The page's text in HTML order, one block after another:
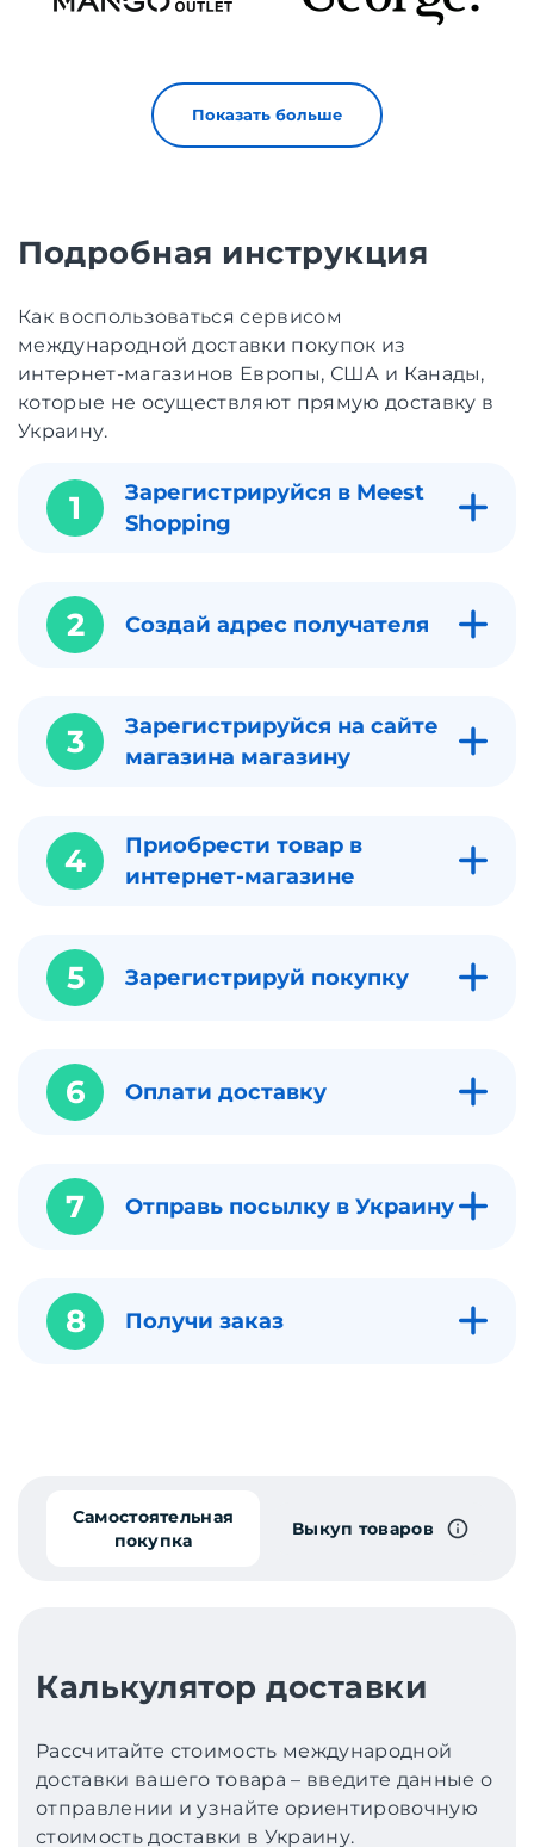
Показать больше
Подробная инструкция
Как воспользоваться сервисом
международной доставки покупок из
интернет-магазинов Европы, США и Канады,
которые не осуществляют прямую доставку в
Украину.
1
Зарегистрируйся в Meest
Shopping
2 Создай адрес получателя
3
Зарегистрируйся на сайте
магазина магазину
4
Приобрести товар в
интернет-магазине
5 Зарегистрируй покупку
6 Оплати доставку
7 Отправь посылку в Украину
8 Получи заказ
Самостоятельная
покупка
Выкуп товаров
Калькулятор доставки
Рассчитайте стоимость международной
доставки вашего товара – введите данные о
отправлении и узнайте ориентировочную
стоимость доставки в Украину.